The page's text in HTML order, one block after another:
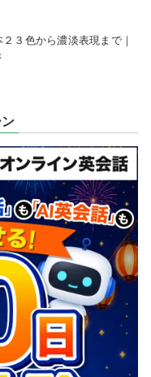
３色から濃淡表現まで｜